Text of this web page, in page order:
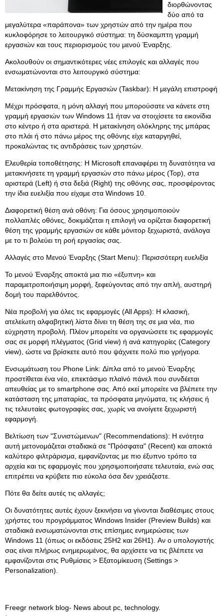
διορθώνοντας
δύο από τα
μεγαλύτερα «παράπονα» των χρηστών από την ημέρα που
κυκλοφόρησε το λειτουργικό σύστημα: τη δύσκαμπτη γραμμή
εργασιών και τους περιορισμούς του μενού Έναρξης.
Ακολουθούν οι σημαντικότερες νέες επιλογές και αλλαγές που
ενσωματώνονται στο λειτουργικό σύστημα:
Μετακίνηση της Γραμμής Εργασιών (Taskbar): Η μεγάλη επιστροφή
Μέχρι πρόσφατα, η μόνη αλλαγή που μπορούσατε να κάνετε στη
γραμμή εργασιών των Windows 11 ήταν να στοιχίσετε τα εικονίδια
στο κέντρο ή στα αριστερά. Η μετακίνηση ολόκληρης της μπάρας
στο πλάι ή στο πάνω μέρος της οθόνης είχε καταργηθεί,
προκαλώντας τις αντιδράσεις των χρηστών.
Ελευθερία τοποθέτησης: Η Microsoft επαναφέρει τη δυνατότητα να
μετακινήσετε τη γραμμή εργασιών στο πάνω μέρος (Top), στα
αριστερά (Left) ή στα δεξιά (Right) της οθόνης σας, προσφέροντας
την ίδια ευελιξία που είχαμε στα Windows 10.
Διαφορετική θέση ανά οθόνη: Για όσους χρησιμοποιούν
πολλαπλές οθόνες, δοκιμάζεται η επιλογή να ορίζεται διαφορετική
θέση της γραμμής εργασιών σε κάθε μόνιτορ ξεχωριστά, ανάλογα
με το τι βολεύει τη ροή εργασίας σας.
Αλλαγές στο Μενού Έναρξης (Start Menu): Περισσότερη ευελιξία
Το μενού Έναρξης αποκτά μια πιο «έξυπνη» και
παραμετροποιήσιμη μορφή, ξεφεύγοντας από την απλή, αυστηρή
δομή του παρελθόντος.
Νέα προβολή για όλες τις εφαρμογές (All Apps): Η κλασική,
ατελείωτη αλφαβητική λίστα δίνει τη θέση της σε μια νέα, πιο
εύχρηστη προβολή. Πλέον μπορείτε να οργανώσετε τις εφαρμογές
σας σε μορφή πλέγματος (Grid view) ή ανά κατηγορίες (Category
view), ώστε να βρίσκετε αυτό που ψάχνετε πολύ πιο γρήγορα.
Ενσωμάτωση του Phone Link: Δίπλα από το μενού Έναρξης
προστίθεται ένα νέο, επεκτάσιμο πλαϊνό πάνελ που συνδέεται
απευθείας με το smartphone σας. Από εκεί μπορείτε να βλέπετε την
κατάσταση της μπαταρίας, τα πρόσφατα μηνύματα, τις κλήσεις ή
τις τελευταίες φωτογραφίες σας, χωρίς να ανοίγετε ξεχωριστή
εφαρμογή.
Βελτίωση των "Συνιστώμενων" (Recommendations): Η ενότητα
αυτή μετονομάζεται σταδιακά σε "Πρόσφατα" (Recent) και αποκτά
καλύτερο φιλτράρισμα, εμφανίζοντας με πιο έξυπνο τρόπο τα
αρχεία και τις εφαρμογές που χρησιμοποιήσατε τελευταία, ενώ σας
επιτρέπει να κρύβετε πιο εύκολα όσα δεν χρειάζεστε.
Πότε θα δείτε αυτές τις αλλαγές;
Οι δυνατότητες αυτές έχουν ξεκινήσει να γίνονται διαθέσιμες στους
χρήστες του προγράμματος Windows Insider (Preview Builds) και
σταδιακά ενσωματώνονται στις επίσημες ενημερώσεις των
Windows 11 (όπως οι εκδόσεις 25H2 και 26H1). Αν ο υπολογιστής
σας είναι πλήρως ενημερωμένος, θα αρχίσετε να τις βλέπετε να
εμφανίζονται στις Ρυθμίσεις > Εξατομίκευση (Settings >
Personalization).
Freegr network blog- News about pc, technology.